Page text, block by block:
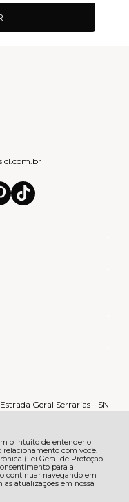
o intuito de entender o
relacionamento com você.
(Lei Geral de Proteção
para a
continuar navegando em
as atualizações em nossa
Geral Serrarias - SN -
- SC